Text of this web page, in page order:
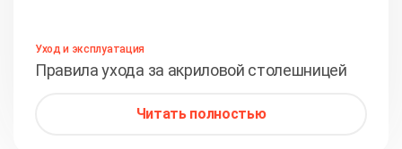
Уход и эксплуатация
Правила ухода за акриловой столешницей
Читать полностью